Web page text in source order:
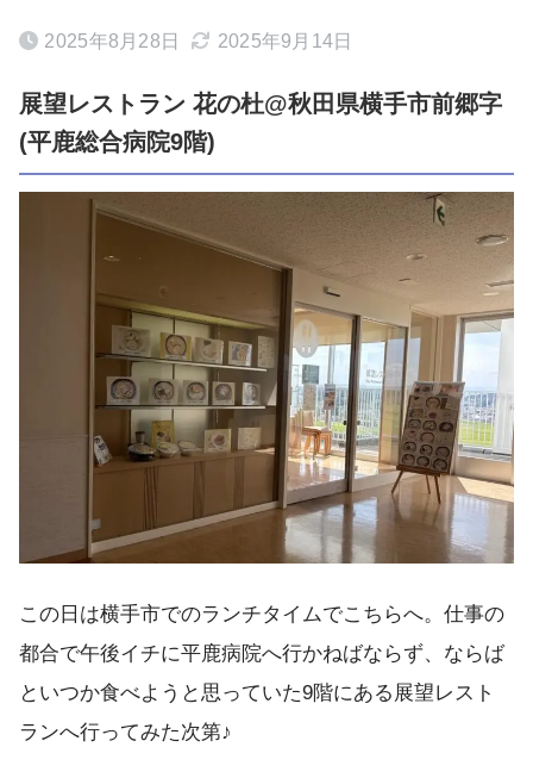
2025年8月28日 2025年9月14日
展望レストラン 花の杜@秋田県横手市前郷字
(平鹿総合病院9階)
この日は横手市でのランチタイムでこちらへ。仕事の
都合で午後イチに平鹿病院へ行かねばならず、ならば
といつか食べようと思っていた9階にある展望レスト
ランへ行ってみた次第♪